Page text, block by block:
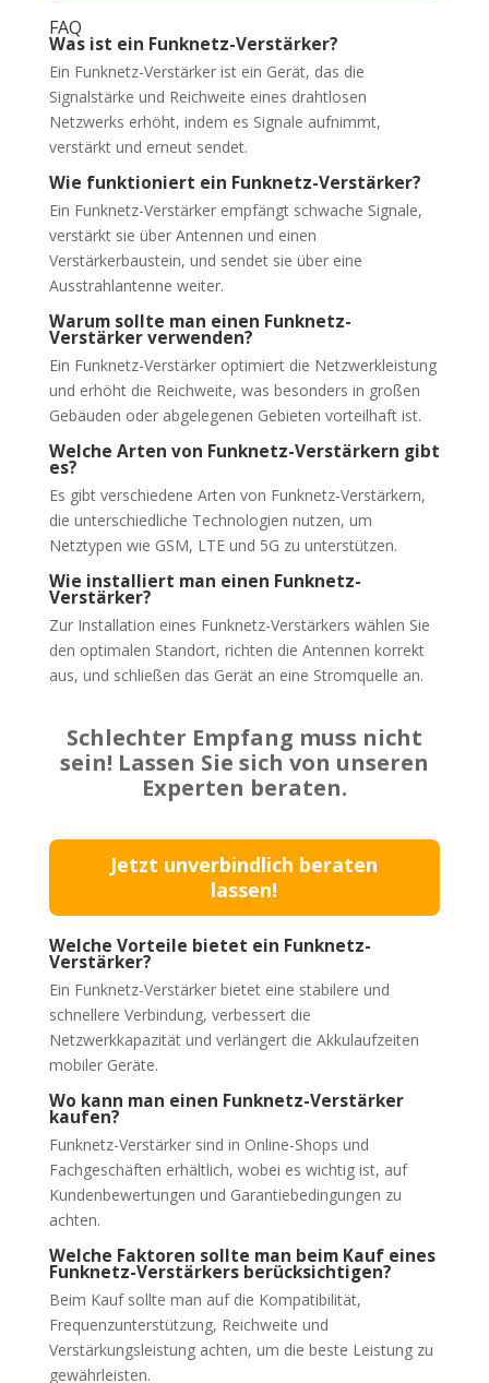
FAQ
Was ist ein Funknetz-Verstärker?
Ein Funknetz-Verstärker ist ein Gerät, das die
Signalstärke und Reichweite eines drahtlosen
Netzwerks erhöht, indem es Signale aufnimmt,
verstärkt und erneut sendet.
Wie funktioniert ein Funknetz-Verstärker?
Ein Funknetz-Verstärker empfängt schwache Signale,
verstärkt sie über Antennen und einen
Verstärkerbaustein, und sendet sie über eine
Ausstrahlantenne weiter.
Warum sollte man einen Funknetz-
Verstärker verwenden?
Ein Funknetz-Verstärker optimiert die Netzwerkleistung
und erhöht die Reichweite, was besonders in großen
Gebäuden oder abgelegenen Gebieten vorteilhaft ist.
Welche Arten von Funknetz-Verstärkern gibt
es?
Es gibt verschiedene Arten von Funknetz-Verstärkern,
die unterschiedliche Technologien nutzen, um
Netztypen wie GSM, LTE und 5G zu unterstützen.
Wie installiert man einen Funknetz-
Verstärker?
Zur Installation eines Funknetz-Verstärkers wählen Sie
den optimalen Standort, richten die Antennen korrekt
aus, und schließen das Gerät an eine Stromquelle an.
Schlechter Empfang muss nicht
sein! Lassen Sie sich von unseren
Experten beraten.
Jetzt unverbindlich beraten
lassen!
Welche Vorteile bietet ein Funknetz-
Verstärker?
Ein Funknetz-Verstärker bietet eine stabilere und
schnellere Verbindung, verbessert die
Netzwerkkapazität und verlängert die Akkulaufzeiten
mobiler Geräte.
Wo kann man einen Funknetz-Verstärker
kaufen?
Funknetz-Verstärker sind in Online-Shops und
Fachgeschäften erhältlich, wobei es wichtig ist, auf
Kundenbewertungen und Garantiebedingungen zu
achten.
Welche Faktoren sollte man beim Kauf eines
Funknetz-Verstärkers berücksichtigen?
Beim Kauf sollte man auf die Kompatibilität,
Frequenzunterstützung, Reichweite und
Verstärkungsleistung achten, um die beste Leistung zu
gewährleisten.